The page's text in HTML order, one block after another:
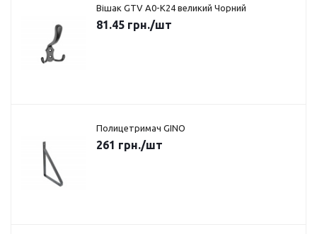
Вішак GTV A0-K24 великий Чорний
81.45 грн./шт
Полицетримач GINO
261 грн./шт